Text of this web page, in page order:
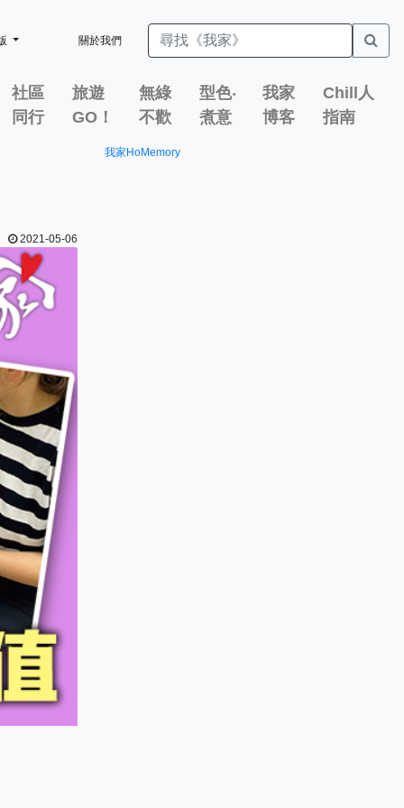
關於我們
社區
同行
旅遊
GO！
無綠
不歡
型色‧
煮意
我家
博客
Chill人
指南
2021-05-06
我家HoMemory